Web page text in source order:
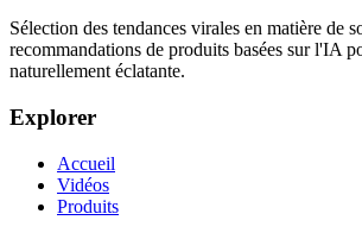
Sélection des tendances virales en matière de
recommandations de produits basées sur l'IA
naturellement éclatante.
Explorer
Accueil
Vidéos
Produits